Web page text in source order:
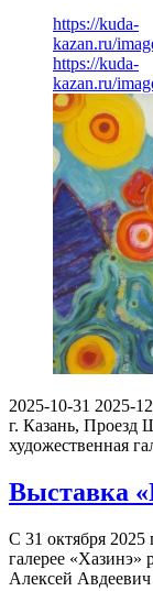
https://kuda-
kazan.ru/
https://kuda-
kazan.ru/
2025-10-31 2025-
г. Казань, Проезд
художественная
Выставка
С 31 октября 2025
галерее «Хазинэ»
Алексей